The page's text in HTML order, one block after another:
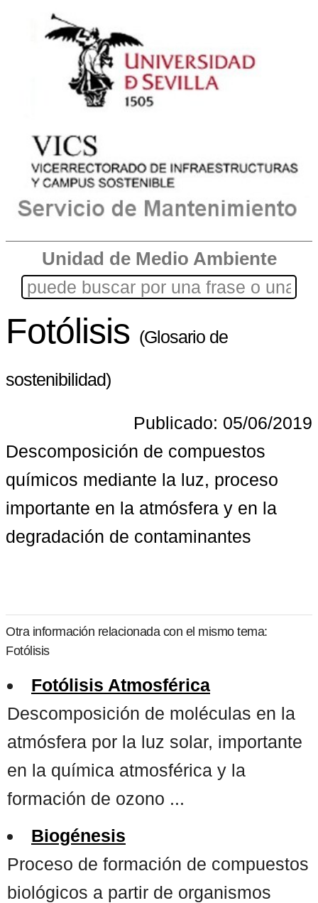
Unidad de Medio Ambiente
Fotólisis (Glosario de
sostenibilidad)
Publicado: 05/06/2019
Descomposición de compuestos
químicos mediante la luz, proceso
importante en la atmósfera y en la
degradación de contaminantes
Otra información relacionada con el mismo tema:
Fotólisis
Fotólisis Atmosférica
Descomposición de moléculas en la
atmósfera por la luz solar, importante
en la química atmosférica y la
formación de ozono ...
Biogénesis
Proceso de formación de compuestos
biológicos a partir de organismos